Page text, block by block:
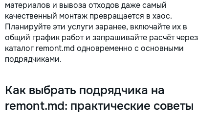
материалов и вывоза отходов даже самый
качественный монтаж превращается в хаос.
Планируйте эти услуги заранее, включайте их в
общий график работ и запрашивайте расчёт через
каталог remont.md одновременно с основными
подрядчиками.
Как выбрать подрядчика на
remont.md: практические советы